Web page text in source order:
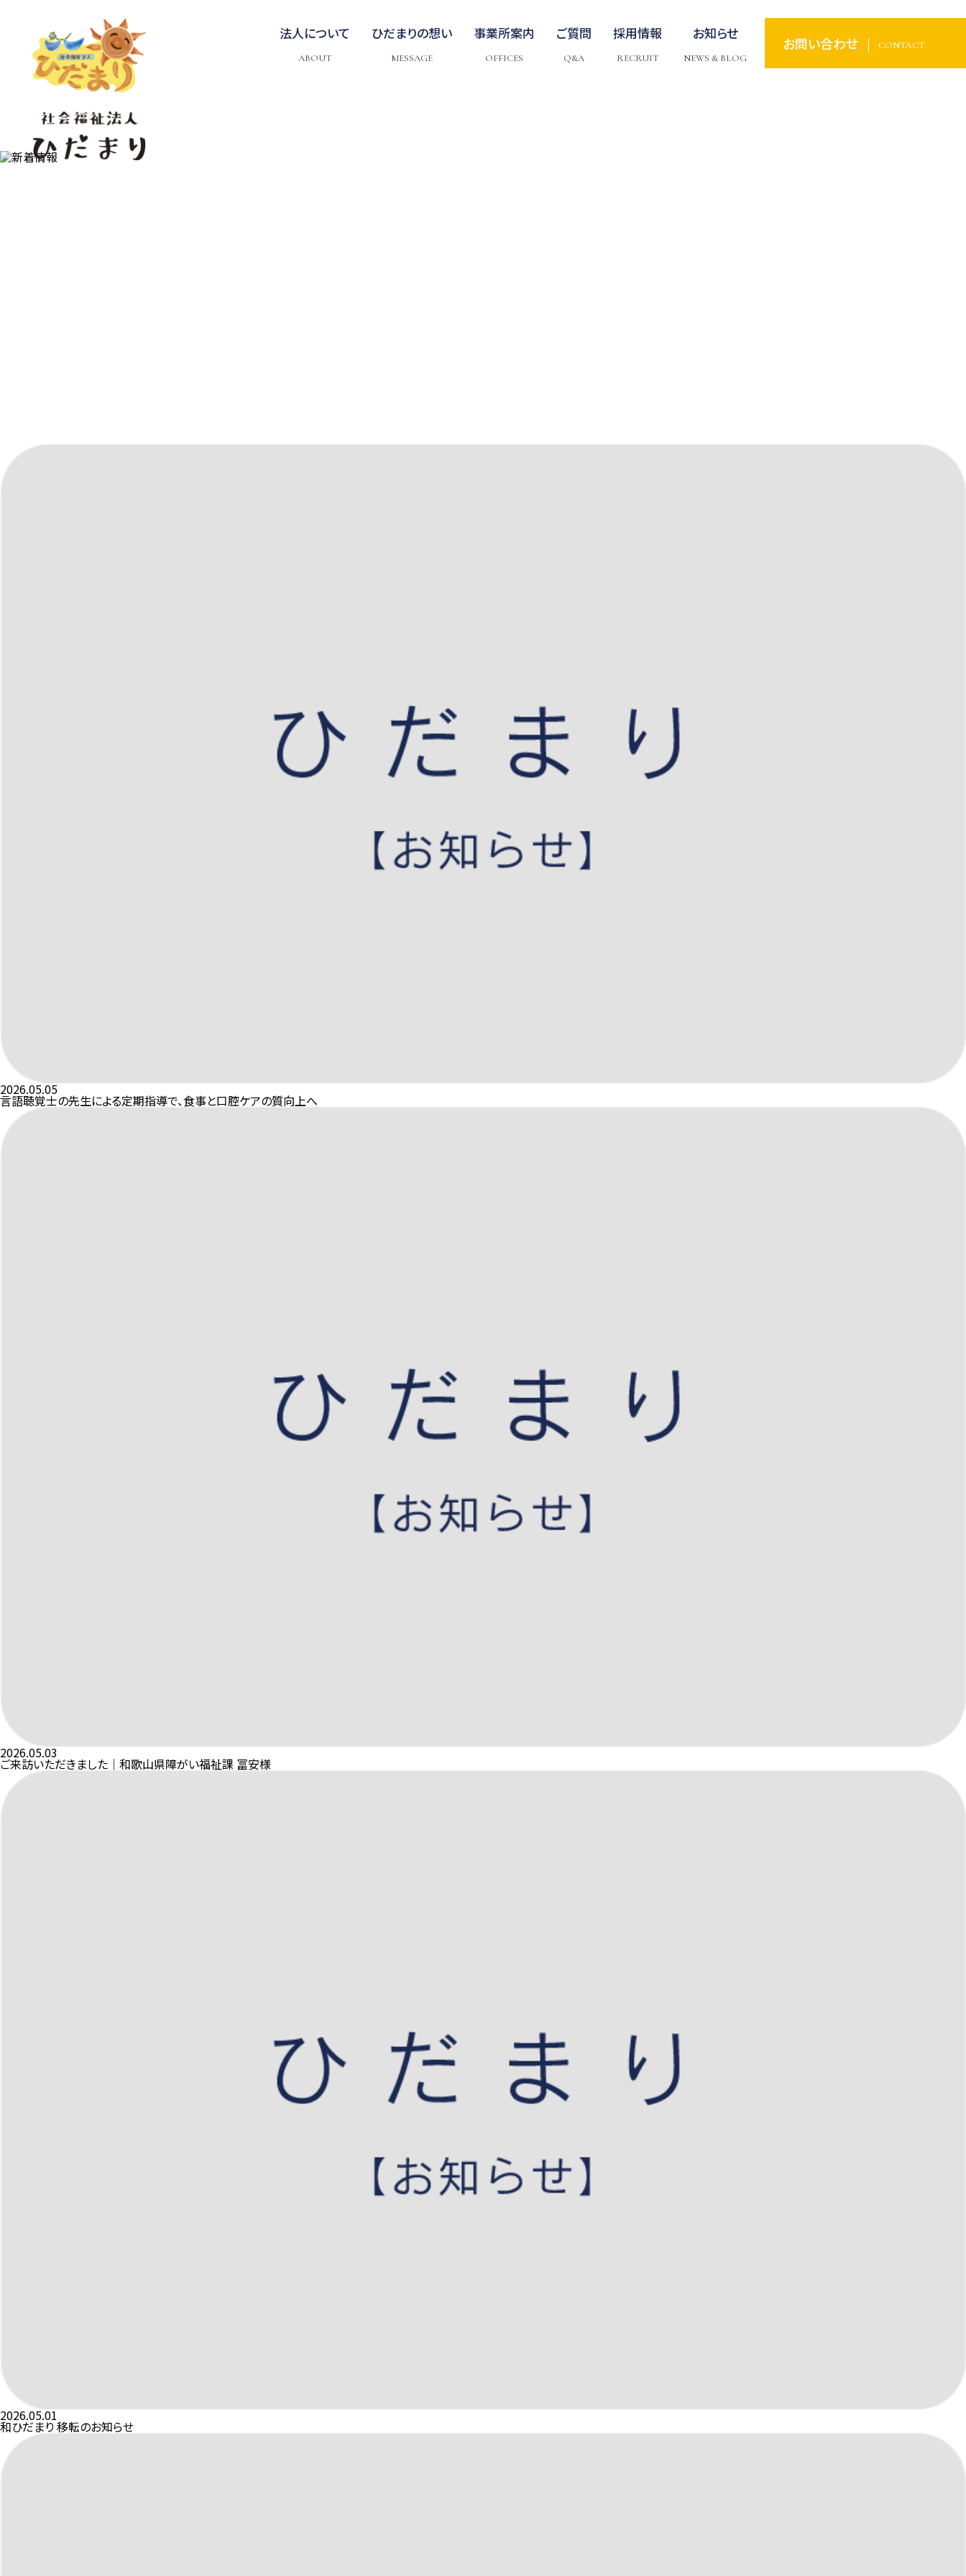
法人について
ABOUT
ひだまりの想い
MESSAGE
事業所案内
OFFICES
ご質問
Q&A
採用情報
RECRUIT
お知らせ
NEWS & BLOG
お問い合わせ CONTACT
2026.05.05
言語聴覚士の先生による定期指導で、食事と口腔ケアの質向上へ
2026.05.03
ご来訪いただきました｜和歌山県障がい福祉課 冨安様
2026.05.01
和ひだまり 移転のお知らせ